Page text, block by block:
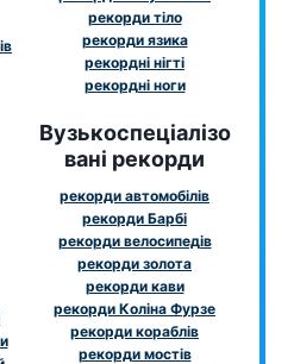
рекорди тіло
рекорди язика
рекордні нігті
рекордні ноги
Вузькоспеціалізо
вані рекорди
рекорди автомобілів
рекорди Барбі
рекорди велосипедів
рекорди золота
рекорди кави
рекорди Коліна Фурзе
рекорди кораблів
рекорди мостів